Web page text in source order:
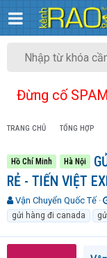
Đừng cố
TRANG CHỦ TỔNG HỢP
Hồ Chí Minh Hà Nội
RẺ - TIẾN VIỆT
T
h
r
e
Vận Chuyển Quốc Tế
gửi hàng đi canada